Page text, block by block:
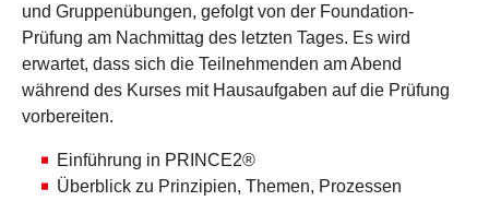
und Gruppenübungen, gefolgt von der Foundation-
Prüfung am Nachmittag des letzten Tages. Es wird
erwartet, dass sich die Teilnehmenden am Abend
während des Kurses mit Hausaufgaben auf die Prüfung
vorbereiten.
Einführung in PRINCE2®
Überblick zu Prinzipien, Themen, Prozessen